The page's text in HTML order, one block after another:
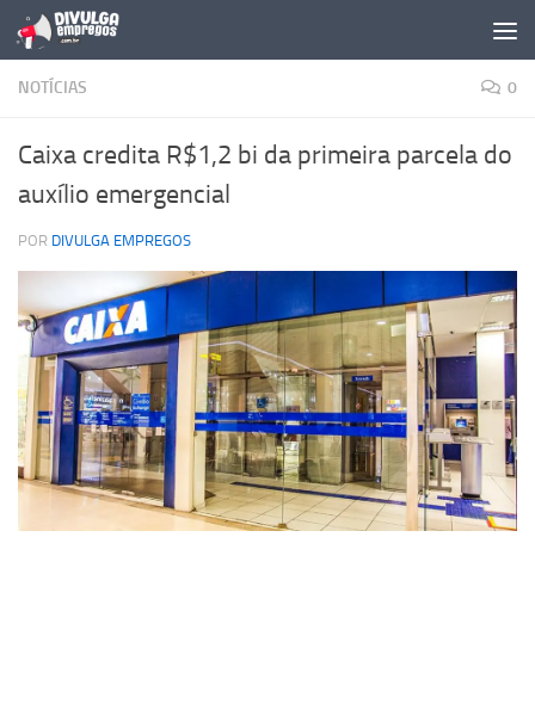
Skip to content
NOTÍCIAS 0
Caixa credita R$1,2 bi da primeira parcela do
auxílio emergencial
POR DIVULGA EMPREGOS